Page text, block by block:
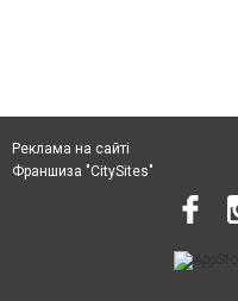
Реклама на сайті
Франшиза "CitySites"